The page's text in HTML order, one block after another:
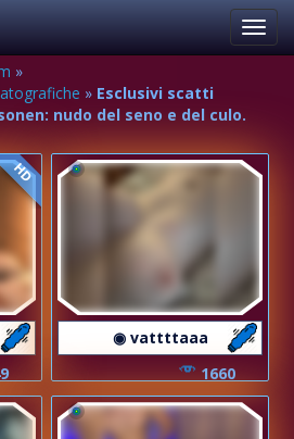
»
» Esclusivi scatti
nudo del seno e del culo.
HD
◉ vattttaaa
1660